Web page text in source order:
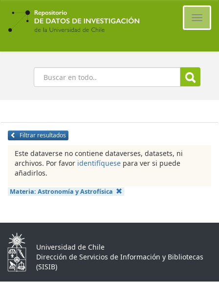
Ir
contenido
principal
Buscar
Filtrar resultados
Este dataverse no contiene dataverses, datasets, ni
archivos. Por favor identifíquese para ver si puede
añadirlos.
Materia: Astronomía y Astrofísica
Universidad de Chile
Dirección de Servicios de Información y Bibliotecas
(SISIB)